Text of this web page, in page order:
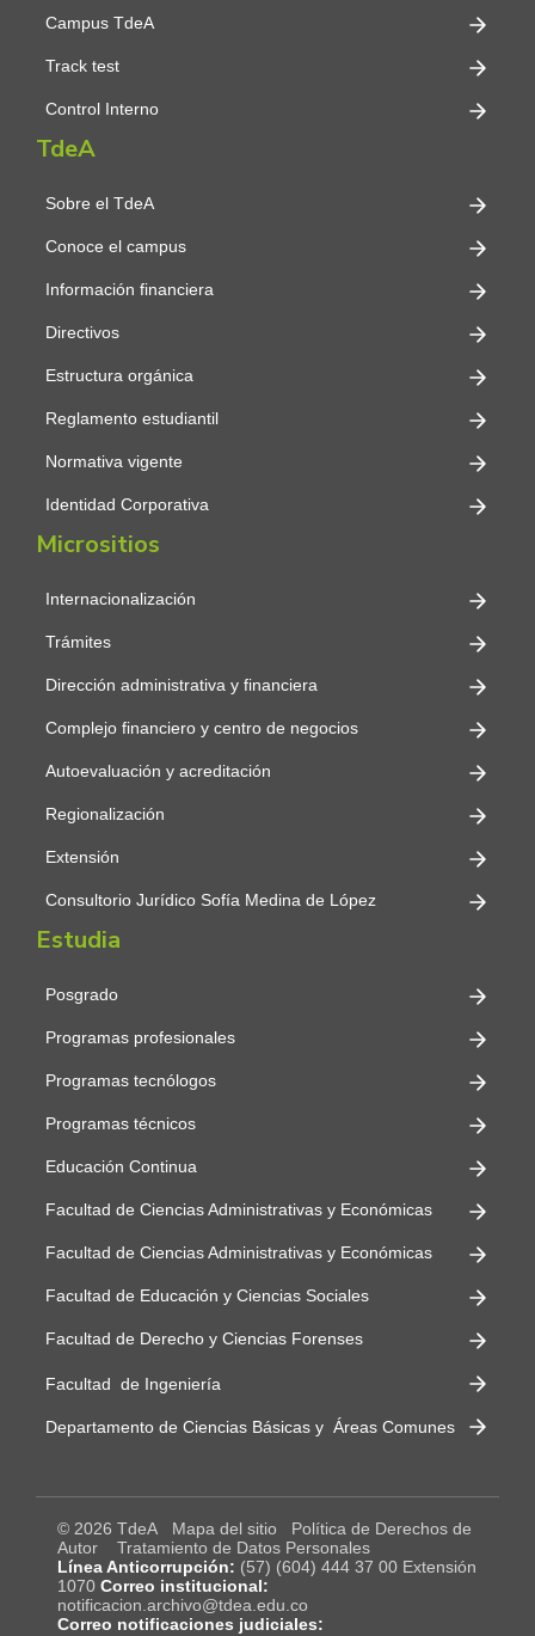
Campus TdeA
Track test
Control Interno
TdeA
Sobre el TdeA
Conoce el campus
Información financiera
Directivos
Estructura orgánica
Reglamento estudiantil
Normativa vigente
Identidad Corporativa
Micrositios
Internacionalización
Trámites
Dirección administrativa y financiera
Complejo financiero y centro de negocios
Autoevaluación y acreditación
Regionalización
Extensión
Consultorio Jurídico Sofía Medina de López
Estudia
Posgrado
Programas profesionales
Programas tecnólogos
Programas técnicos
Educación Continua
Facultad de Ciencias Administrativas y Económicas
Facultad de Ciencias Administrativas y Económicas
Facultad de Educación y Ciencias Sociales
Facultad de Derecho y Ciencias Forenses
Facultad de Ingeniería
Departamento de Ciencias Básicas y Áreas Comunes
© 2026 TdeA Mapa del sitio
Política de Derechos de
Autor
Tratamiento de Datos Personales
Línea Anticorrupción: (57) (604) 444 37 00 Extensión
1070 Correo institucional:
notificacion.archivo@tdea.edu.co
Correo notificaciones judiciales: